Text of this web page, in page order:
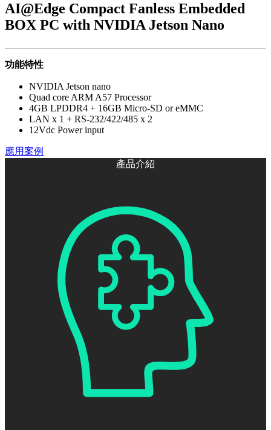
AI@Edge Compact Fanless Embedded
BOX PC with NVIDIA Jetson Nano
功能特性
NVIDIA Jetson nano
Quad core ARM A57 Processor
4GB LPDDR4 + 16GB Micro-SD or eMMC
LAN x 1 + RS-232/422/485 x 2
12Vdc Power input
應用案例
產品介紹